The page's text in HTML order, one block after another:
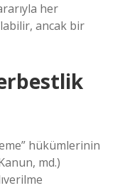
her
ancak bir
hükümlerinin
md.)